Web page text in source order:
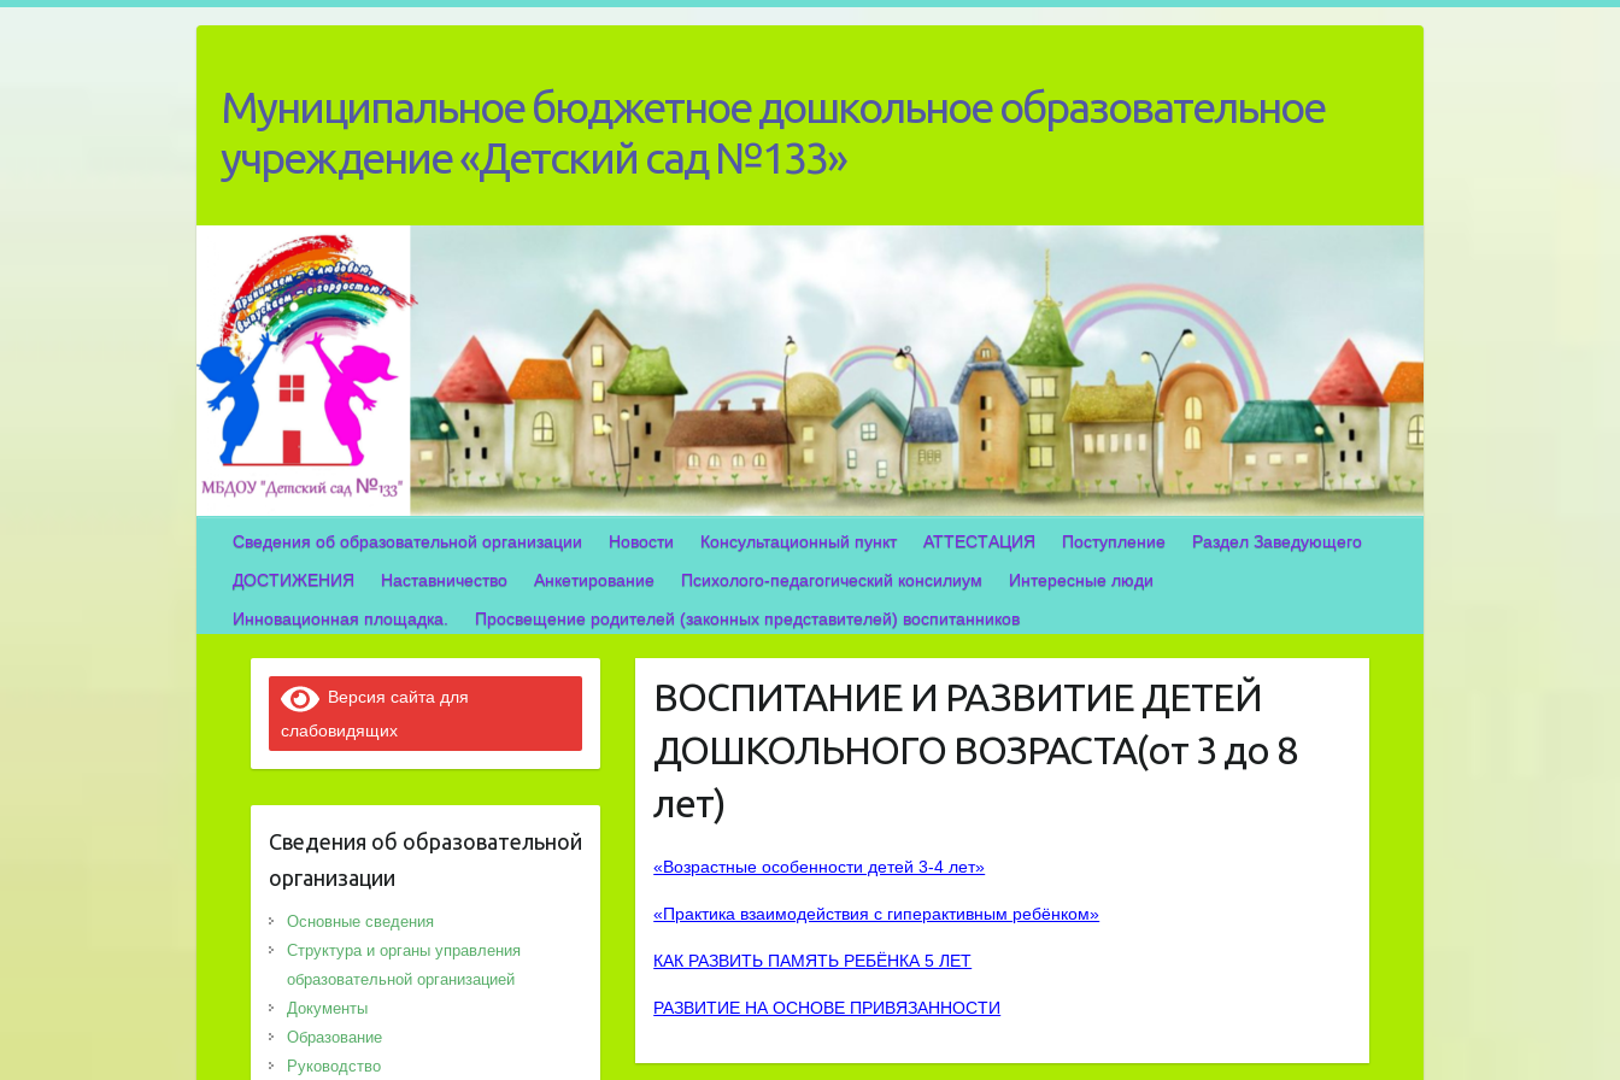
Муниципальное бюджетное дошкольное образовательное
учреждение «Детский сад №133»
Сведения об образовательной организации Новости Консультационный пункт АТТЕСТАЦИЯ Поступление
Раздел Заведующего
ДОСТИЖЕНИЯ
Наставничество Анкетирование Психолого-педагогический консилиум
Интересные люди
Инновационная площадка.
Просвещение родителей (законных представителей) воспитанников
ВОСПИТАНИЕ И РАЗВИТИЕ ДЕТЕЙ
ДОШКОЛЬНОГО ВОЗРАСТА(от 3 до 8
лет)
«Возрастные особенности детей 3-4 лет»
«Практика взаимодействия с гиперактивным ребёнком»
КАК РАЗВИТЬ ПАМЯТЬ РЕБЁНКА 5 ЛЕТ
РАЗВИТИЕ НА ОСНОВЕ ПРИВЯЗАННОСТИ
Версия сайта для
слабовидящих
Сведения об образовательной
организации
Основные сведения
Структура и органы управления
образовательной организацией
Документы
Образование
Руководство